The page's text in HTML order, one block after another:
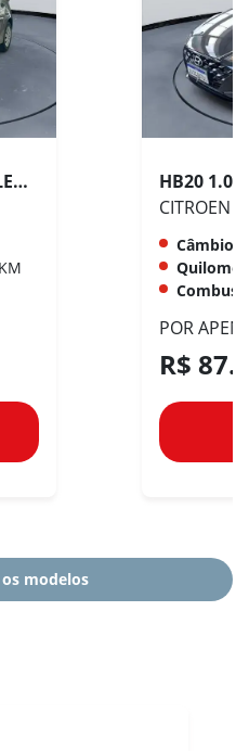
HB20 1.0 UNIQUE 12V FLEX 4P MANUAL
CITROEN
Câmbio:
POR
R$
modelos